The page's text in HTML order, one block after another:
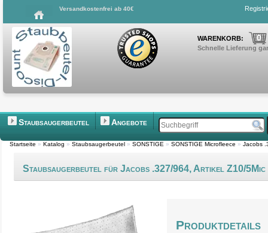
Versandkostenfrei ab 40€
WARENKORB: 0
Schnelle Lieferung
Staubsaugerbeutel Angebote
Startseite » Katalog » Staubsaugerbeutel » SONSTIGE » SONSTIGE Microfleece » Jacobs
Staubsaugerbeutel für Jacobs .327/964, Artikel Z10/5Mic
Produktdetails